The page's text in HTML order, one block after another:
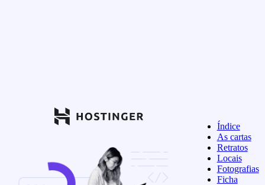
Índice
As cartas
Retratos
Locais
Fotografias
Ficha